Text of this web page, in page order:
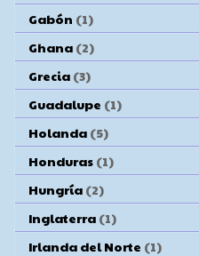
Gabón (1)
Ghana (2)
Grecia (3)
Guadalupe (1)
Holanda (5)
Honduras (1)
Hungría (2)
Inglaterra (1)
Irlanda del Norte (1)